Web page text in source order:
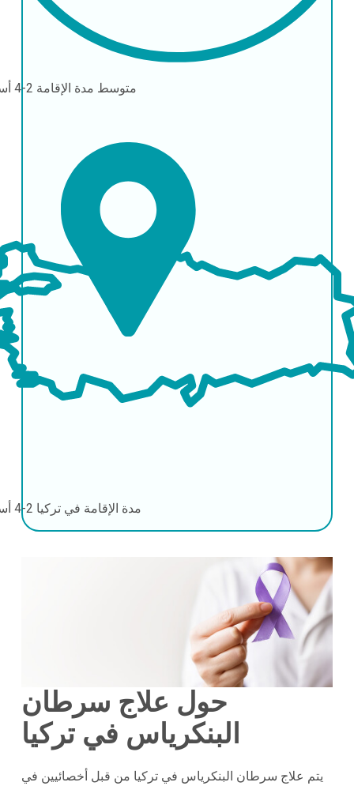
متوسط مدة الإقامة 2-4 أسابيع
مدة الإقامة في تركيا 2-4 أسابيع
حول علاج سرطان
البنكرياس في تركيا
يتم علاج سرطان البنكرياس في تركيا من قبل أخصائيين في